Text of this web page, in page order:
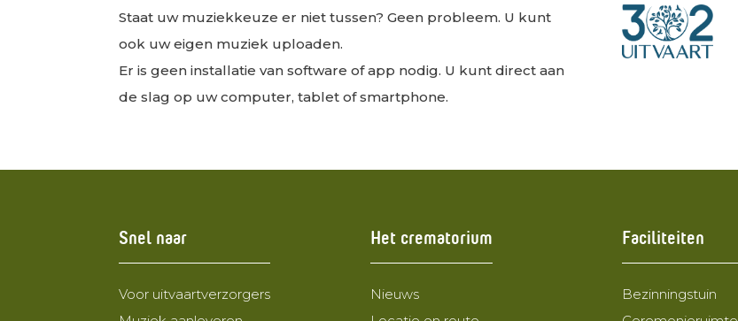
Staat uw muziekkeuze er niet tussen? Geen probleem. U kunt
ook uw eigen muziek uploaden.
Er is geen installatie van software of app nodig. U kunt direct aan
de slag op uw computer, tablet of smartphone.
Snel naar
Voor uitvaartverzorgers
Het crematorium
Nieuws
Faciliteiten
Bezinningstuin